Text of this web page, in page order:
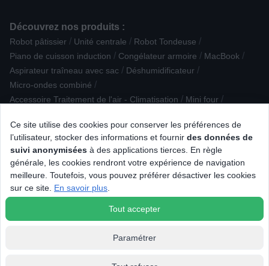
Ce site utilise des cookies pour conserver les préférences de
l’utilisateur, stocker des informations et fournir des données de
suivi anonymisées à des applications tierces. En règle
générale, les cookies rendront votre expérience de navigation
meilleure. Toutefois, vous pouvez préférer désactiver les cookies
sur ce site. En savoir plus
Tout accepter
Paramétrer
Découvrez nos produits :
Robot pâtissier / Unité centrale / Robot Tondeuse /
Piano de cuisson induction / Congélateur armoire / MacBook /
Aspirateur traîneau avec sac / Déshumidificateur /
Micro-ondes combiné /
Accessoire Traitement de l'air - Climatisation / Mini four /
Alimentation bébé / Lecteur DVD / Sacoche / Soin visage /
Plat / Terrine / Moule / Ventilateur, brasseur d'air / Carte mémoire
Plaque de cuisson induction Plaque de cuisson gaz
Enceinte Extérieure Webcam / Micro
Lave-linge séchant / Hygiène dentaire
Eclairage connecté / Cadre photo numérique